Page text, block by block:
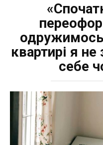
квартирі я
себе